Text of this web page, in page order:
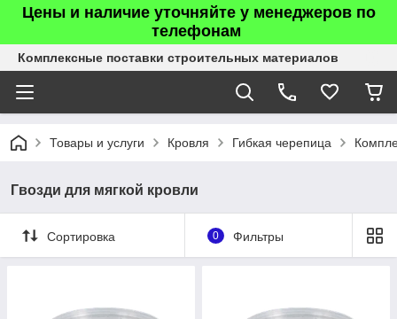
Цены и наличие уточняйте у менеджеров по
телефонам
Комплексные поставки строительных материалов
Товары и услуги Кровля Гибкая черепица
Гвозди для мягкой кровли
Сортировка 0 Фильтры